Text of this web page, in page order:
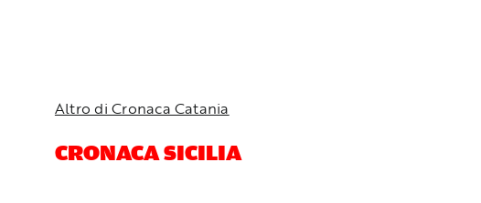
Altro di Cronaca Catania
CRONACA SICILIA